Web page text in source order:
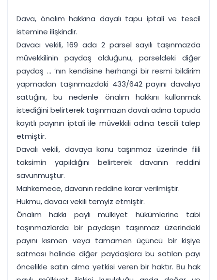
Dava, önalım hakkına dayalı tapu iptali ve tescil
istemine ilişkindir.
Davacı vekili, 169 ada 2 parsel sayılı taşınmazda
müvekkilinin paydaş olduğunu, parseldeki diğer
paydaş ... ’nın kendisine herhangi bir resmi bildirim
yapmadan taşınmazdaki 433/642 payını davalıya
sattığını, bu nedenle önalım hakkını kullanmak
istediğini belirterek taşınmazın davalı adına tapuda
kayıtlı payının iptali ile müvekkili adına tescili talep
etmiştir.
Davalı vekili, davaya konu taşınmaz üzerinde fiili
taksimin yapıldığını belirterek davanın reddini
savunmuştur.
Mahkemece, davanın reddine karar verilmiştir.
Hükmü, davacı vekili temyiz etmiştir.
Önalım hakkı paylı mülkiyet hükümlerine tabi
taşınmazlarda bir paydaşın taşınmaz üzerindeki
payını kısmen veya tamamen üçüncü bir kişiye
satması halinde diğer paydaşlara bu satılan payı
öncelikle satın alma yetkisi veren bir haktır. Bu hak